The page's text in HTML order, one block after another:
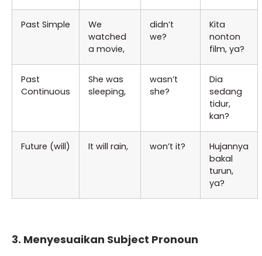
Past Simple
We
watched
a movie,
didn’t
we?
Kita
nonton
film, ya?
Past
Continuous
She was
sleeping,
wasn’t
she?
Dia
sedang
tidur,
kan?
Future (will) It will rain, won’t it?
Hujannya
bakal
turun,
ya?
3. Menyesuaikan Subject Pronoun